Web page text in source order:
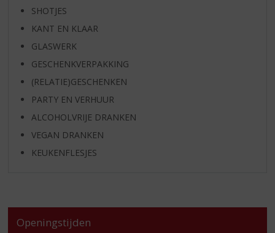
SHOTJES
KANT EN KLAAR
GLASWERK
GESCHENKVERPAKKING
(RELATIE)GESCHENKEN
PARTY EN VERHUUR
ALCOHOLVRIJE DRANKEN
VEGAN DRANKEN
KEUKENFLESJES
Openingstijden